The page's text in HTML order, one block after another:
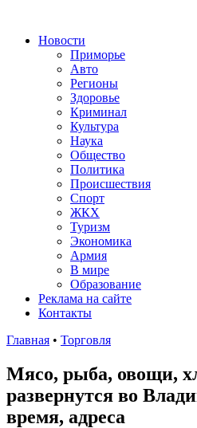
Новости
Приморье
Авто
Регионы
Здоровье
Криминал
Культура
Наука
Общество
Политика
Происшествия
Спорт
ЖКХ
Туризм
Экономика
Армия
В мире
Образование
Реклама на сайте
Контакты
Главная • Торговля
Мясо, рыба, овощи,
развернутся во
время, адреса